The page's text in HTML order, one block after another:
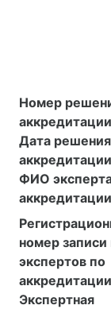
Номер
Дата
ФИО
номер записи
экспертов по
Экспертная